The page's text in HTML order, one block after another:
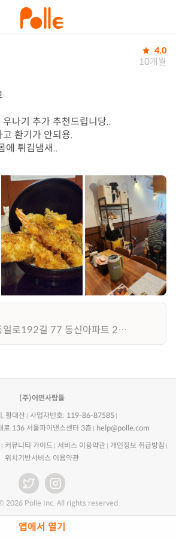
앱에서 열기
4.0
10개월
나기 추가 추천드립니당..
환기가 안되용.
에 튀김냄새..
서울 노원구 동일로192길 77 동신아파트 2층 201호
(주)어떤사람들
, 황대산
사업자번호: 119-86-87585
로 136 서울파이낸스센터 3층
help@polle.com
커뮤니티 가이드 서비스 이용약관
개인정보 취급방침
위치기반서비스 이용약관
2026 Polle Inc. All rights reserved.